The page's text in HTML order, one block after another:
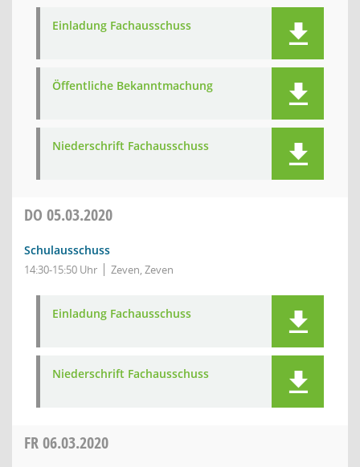
Einladung Fachausschuss
Öffentliche Bekanntmachung
Niederschrift Fachausschuss
DO 05.03.2020
Schulausschuss
14:30-15:50 Uhr Zeven, Zeven
Einladung Fachausschuss
Niederschrift Fachausschuss
FR06.03.2020